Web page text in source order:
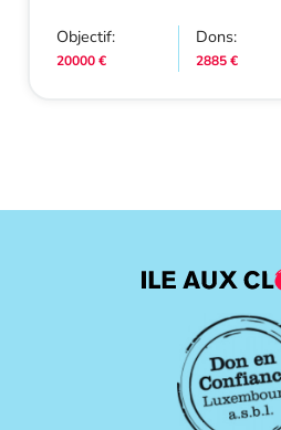
Objectif:
20000 €
Dons:
2885 €